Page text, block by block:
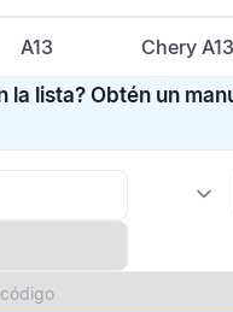
A13 Chery
la lista? Obtén un